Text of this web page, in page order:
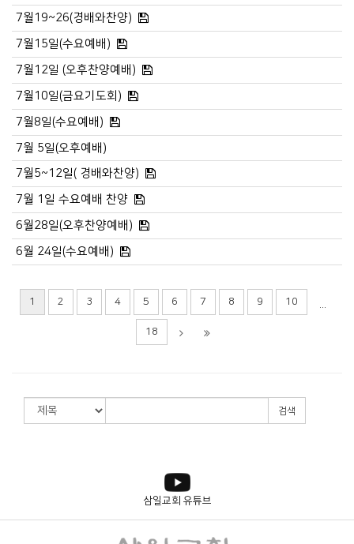
7월19~26(경배와찬양)
7월15일(수요예배)
7월12일 (오후찬양예배)
7월10일(금요기도회)
7월8일(수요예배)
7월 5일(오후예배)
7월5~12일( 경배와찬양)
7월 1일 수요예배 찬양
6월28일(오후찬양예배)
6월 24일(수요예배)
1 2 3 4 5 6 7 8 9 10
18
검색
삼일교회 유튜브